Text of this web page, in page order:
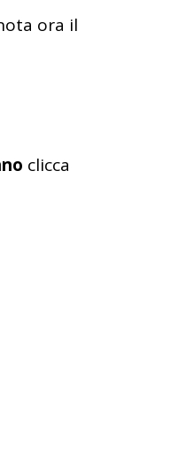
ora il
clicca